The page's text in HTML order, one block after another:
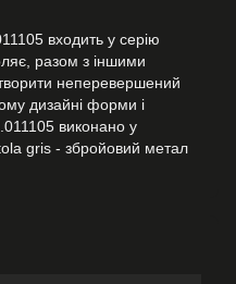
входить у серію
разом з іншими
неперевершений
дизайні форми і
виконано у
gris - збройовий метал